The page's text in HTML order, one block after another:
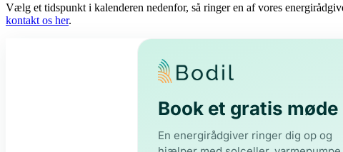
Vælg et tidspunkt i kalenderen nedenfor, så ringer en af vores
kontakt os her.